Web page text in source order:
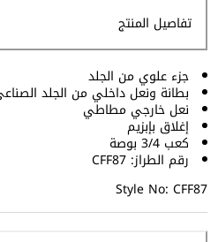
تفاصيل المنتج
جزء علوي من الجلد
بطانة ونعل داخلي من الجلد
نعل خارجي مطاطي
إغلاق بإبزيم
كعب 3/4 بوصة
رقم الطراز: CFF87
Style No: CFF87